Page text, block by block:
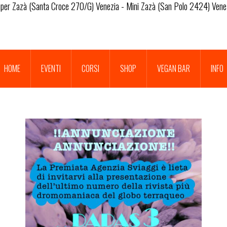
Zazà (Santa Croce 270/G) Venezia - Mini Zazà (San Polo 2424)
HOME EVENTI CORSI SHOP VEGAN BAR INFO